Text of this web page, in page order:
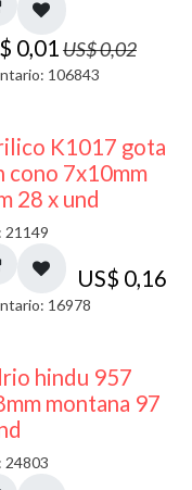
0,01US$0,02
106843
K1017 gota
cono 7x10mm
28 x und
21149
US$ 0,16
16978
40% DESCUENTO
hindu 957
montana 97
24803